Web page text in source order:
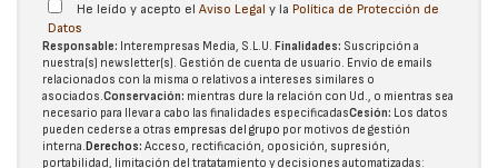
He leído y acepto el Aviso Legal y la Política de Protección de
Datos
Responsable: Interempresas Media, S.L.U. Finalidades: Suscripción a
nuestra(s) newsletter(s). Gestión de cuenta de usuario. Envío de emails
relacionados con la misma o relativos a intereses similares o
asociados.Conservación: mientras dure la relación con Ud., o mientras sea
necesario para llevar a cabo las finalidades especificadasCesión: Los datos
pueden cederse a otras empresas del grupo por motivos de gestión
interna.Derechos: Acceso, rectificación, oposición, supresión,
portabilidad, limitación del tratatamiento y decisiones automatizadas: